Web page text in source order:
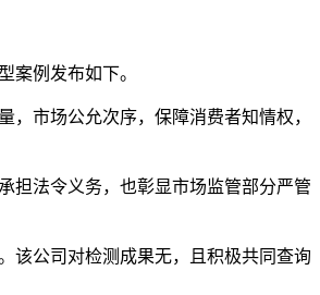
例发布如下。
市场公允次序，保障消费者知情权，
法令义务，也彰显市场监管部分严管
该公司对检测成果无，且积极共同查询